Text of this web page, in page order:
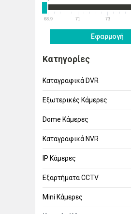
68.9 71 73
Εφαρμογή
Κατηγορίες
Καταγραφικά DVR
Εξωτερικές Κάμερες
Dome Κάμερες
Kαταγραφικά NVR
IP Κάμερες
Εξαρτήματα CCTV
Mini Κάμερες